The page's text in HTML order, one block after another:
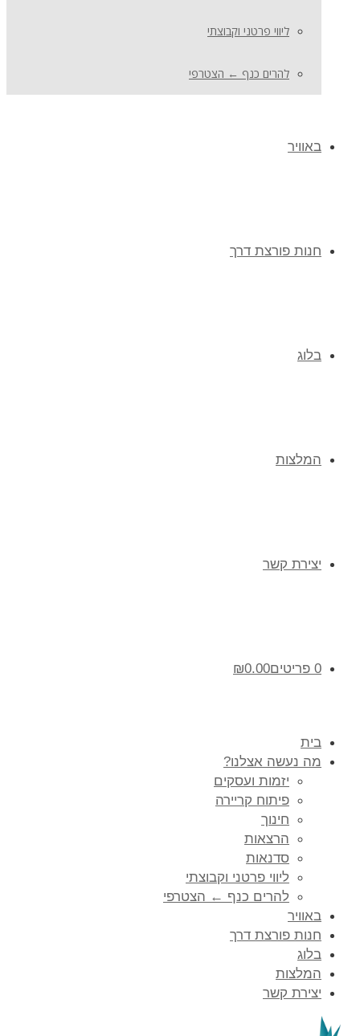
ליווי פרטני וקבוצתי
להרים כנף ← הצטרפי
באוויר
חנות פורצת דרך
בלוג
המלצות
יצירת קשר
0 פריטים ₪0.00
בית
מה נעשה אצלנו?
יזמות ועסקים
פיתוח קריירה
חינוך
הרצאות
סדנאות
ליווי פרטני וקבוצתי
להרים כנף ← הצטרפי
באוויר
חנות פורצת דרך
בלוג
המלצות
יצירת קשר